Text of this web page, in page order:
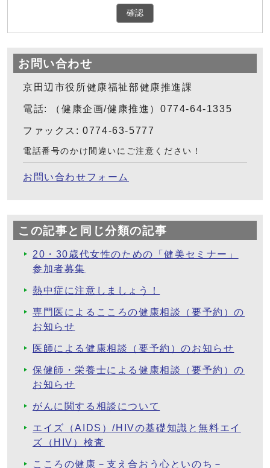
確認
お問い合わせ
京田辺市役所健康福祉部健康推進課
電話: （健康企画/健康推進）0774-64-1335
ファックス: 0774-63-5777
電話番号のかけ間違いにご注意ください！
お問い合わせフォーム
この記事と同じ分類の記事
20・30歳代女性のための「健美セミナー」
参加者募集
熱中症に注意しましょう！
専門医によるこころの健康相談（要予約）の
お知らせ
医師による健康相談（要予約）のお知らせ
保健師・栄養士による健康相談（要予約）の
お知らせ
がんに関する相談について
エイズ（AIDS）/HIVの基礎知識と無料エイ
ズ（HIV）検査
こころの健康－支え合おう心といのち－